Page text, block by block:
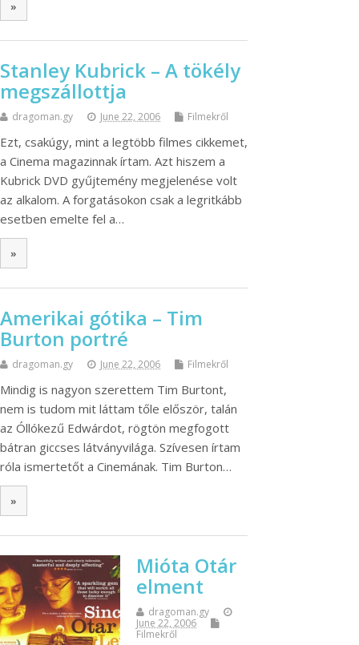
»
Stanley Kubrick – A tökély
megszállottja
dragoman.gy June 22, 2006 Filmekről
Ezt, csakúgy, mint a legtöbb filmes cikkemet,
a Cinema magazinnak írtam. Azt hiszem a
Kubrick DVD gyűjtemény megjelenése volt
az alkalom. A forgatásokon csak a legritkább
esetben emelte fel a…
»
Amerikai gótika – Tim
Burton portré
dragoman.gy June 22, 2006 Filmekről
Mindig is nagyon szerettem Tim Burtont,
nem is tudom mit láttam tőle először, talán
az Óllókezű Edwárdot, rögtön megfogott
bátran giccses látványvilága. Szívesen írtam
róla ismertetőt a Cinemának. Tim Burton…
»
Mióta Otár
elment
dragoman.gy
June 22, 2006
Filmekről